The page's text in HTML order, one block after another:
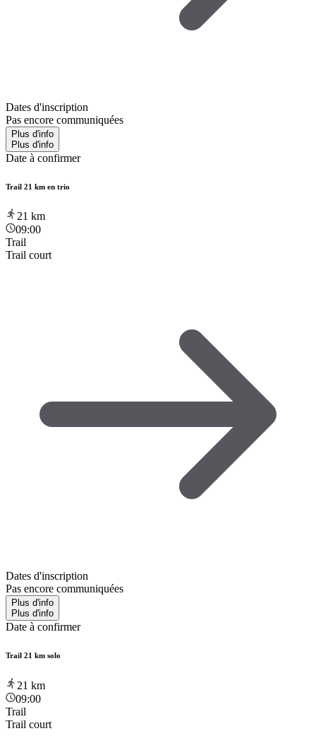
Dates d'inscription
Pas encore communiquées
Plus d'info
Plus d'info
Date à confirmer
Trail 21 km en trio
21 km
09:00
Trail
Trail court
Dates d'inscription
Pas encore communiquées
Plus d'info
Plus d'info
Date à confirmer
Trail 21 km solo
21 km
09:00
Trail
Trail court